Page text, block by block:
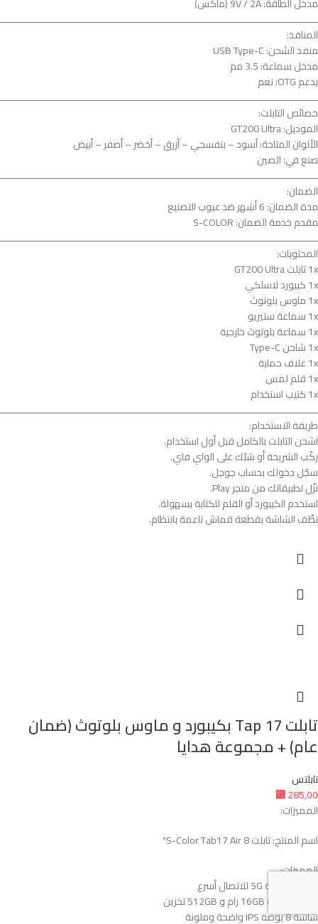
المنافذ:
منفذ الشحن: USB Type-C
مدخل سماعة: 3.5 مم
يدعم OTG: نعم
خصائص التابلت:
الموديل: GT200 Ultra
الألوان المتاحة: أسود – بنفسجي – أزرق – أخضر – أصفر – أبيض
صنع في: الصين
الضمان:
مدة الضمان: 6 أشهر ضد عيوب التصنيع
مقدم خدمة الضمان: S-COLOR
المحتويات:
1x تابلت GT200 Ultra
1x كيبورد لاسلكي
1x ماوس بلوتوث
1x سماعة ستيريو
1x سماعة بلوتوث خارجية
1x شاحن Type-C
1x غلاف حماية
1x قلم لمس
1x كتيب استخدام
طريقة الاستخدام:
اشحن التابلت بالكامل قبل أول استخدام.
ركّب الشريحة أو شبّك على الواي فاي.
سجّل دخولك بحساب جوجل.
نزّل تطبيقاتك من متجر Play.
استخدم الكيبورد أو القلم للكتابة بسهولة.
نظّف الشاشة بقطعة قماش ناعمة بانتظام.
تابلت Tap 17 بكيبورد و ماوس بلوتوث (ضمان
عام) + مجموعة هدايا
تابلتس
⃁285,00
المميزات:
اسم المنتج: تابلت S-Color Tab17 Air 8"
المميزات:
يشغل شريحة 5G للاتصال أسرع
ذاكرة ضخمة 16GB رام و 512GB تخزين
شاشة 8 بوصة IPS واضحة وملونة